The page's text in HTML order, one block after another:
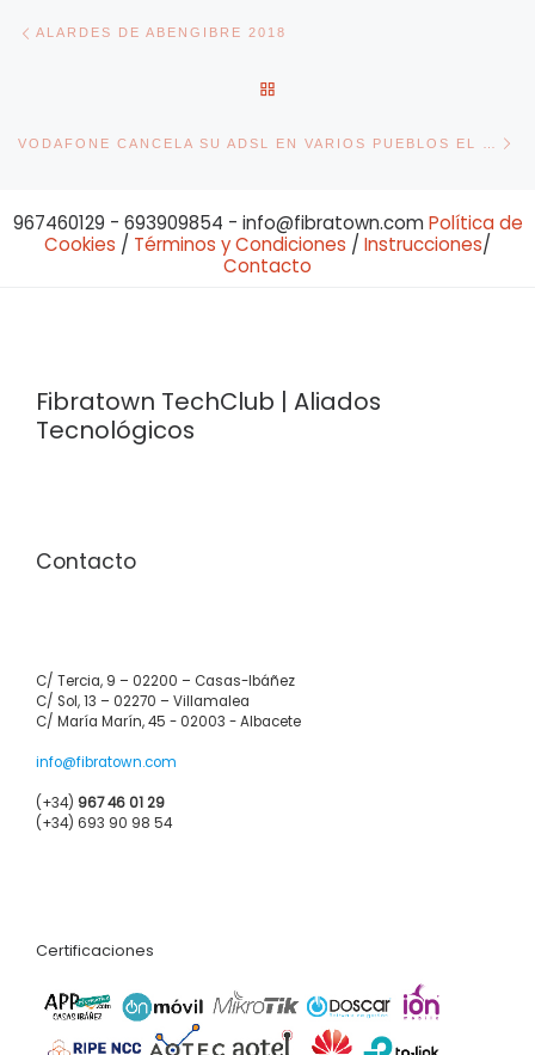
ALARDES DE ABENGIBRE 2018
967460129 - 693909854 - info@fibratown.com Política de
Cookies / Términos y Condiciones / Instrucciones/
Contacto
Fibratown TechClub | Aliados
Tecnológicos
Contacto
C/ Tercia, 9 – 02200 – Casas-Ibáñez
C/ Sol, 13 – 02270 – Villamalea
C/ María Marín, 45 - 02003 - Albacete
info@fibratown.com
(+34) 967 46 01 29
(+34) 693 90 98 54
Certificaciones